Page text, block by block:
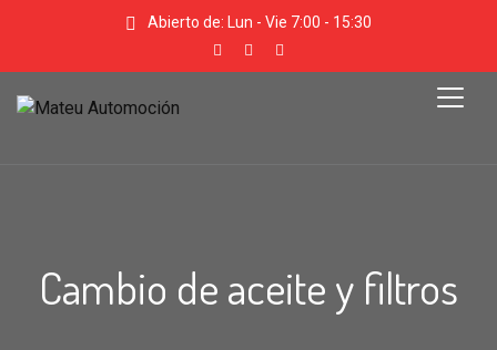
Abierto de: Lun - Vie 7:00 - 15:30
Cambio de aceite y filtros